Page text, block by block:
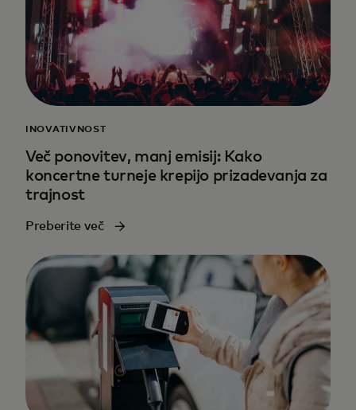
INOVATIVNOST
Več ponovitev, manj emisij: Kako
koncertne turneje krepijo prizadevanja za
trajnost
Preberite več